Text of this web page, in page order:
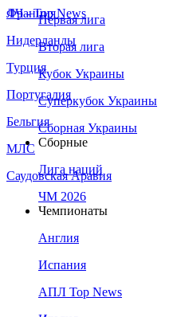
Франция
Нидерланды
Турция
Португалия
Бельгия
МЛС
Саудовская Аравия
ЛЧ - Top News
Первая лига
Вторая лига
Кубок Украины
Суперкубок Украины
Сборная Украины
Сборные
Лига наций
ЧМ 2026
Чемпионаты
Англия
Испания
АПЛ Top News